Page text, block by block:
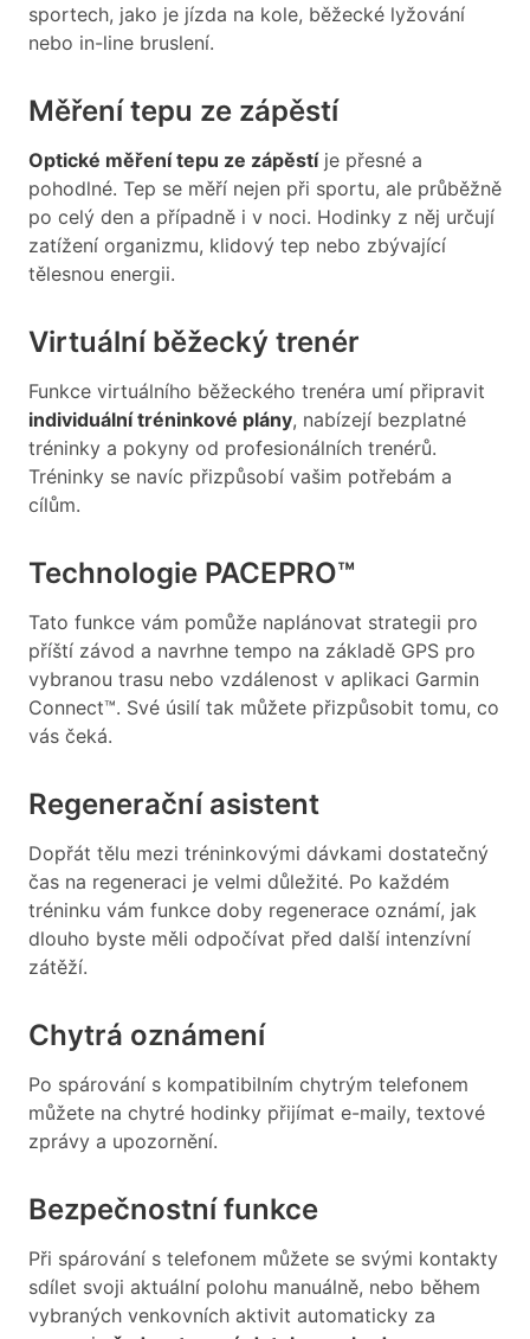
sportech, jako je jízda na kole, běžecké lyžování
nebo in-line bruslení.
Měření tepu ze zápěstí
Optické měření tepu ze zápěstíje přesné a
pohodlné. Tep se měří nejen při sportu, ale průběžně
po celý den a případně i v noci. Hodinky z něj určují
zatížení organizmu, klidový tep nebo zbývající
tělesnou energii.
Virtuální běžecký trenér
Funkce virtuálního běžeckého trenéra umí připravit
individuální tréninkové plány, nabízejí bezplatné
tréninky a pokyny od profesionálních trenérů.
Tréninky se navíc přizpůsobí vašim potřebám a
cílům.
Technologie PACEPRO™
Tato funkce vám pomůže naplánovat strategii pro
příští závod a navrhne tempo na základě GPS pro
vybranou trasu nebo vzdálenost v aplikaci Garmin
Connect™. Své úsilí tak můžete přizpůsobit tomu, co
vás čeká.
Regenerační asistent
Dopřát tělu mezi tréninkovými dávkami dostatečný
čas na regeneraci je velmi důležité. Po každém
tréninku vám funkce doby regenerace oznámí, jak
dlouho byste měli odpočívat před další intenzívní
zátěží.
Chytrá oznámení
Po spárování s kompatibilním chytrým telefonem
můžete na chytré hodinky přijímat e-maily, textové
zprávy a upozornění.
Bezpečnostní funkce
Při spárování s telefonem můžete se svými kontakty
sdílet svoji aktuální polohu manuálně, nebo během
vybraných venkovních aktivit automaticky za